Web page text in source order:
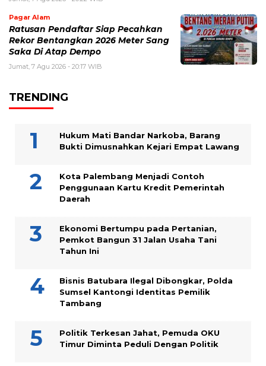
Pagar Alam
Ratusan Pendaftar Siap Pecahkan
Rekor Bentangkan 2026 Meter Sang
Saka Di Atap Dempo
Jumat, 7 Agu 2026 - 20:17 WIB
TRENDING
Hukum Mati Bandar Narkoba, Barang
Bukti Dimusnahkan Kejari Empat Lawang
Kota Palembang Menjadi Contoh
Penggunaan Kartu Kredit Pemerintah
Daerah
Ekonomi Bertumpu pada Pertanian,
Pemkot Bangun 31 Jalan Usaha Tani
Tahun Ini
Bisnis Batubara Ilegal Dibongkar, Polda
Sumsel Kantongi Identitas Pemilik
Tambang
Politik Terkesan Jahat, Pemuda OKU
Timur Diminta Peduli Dengan Politik